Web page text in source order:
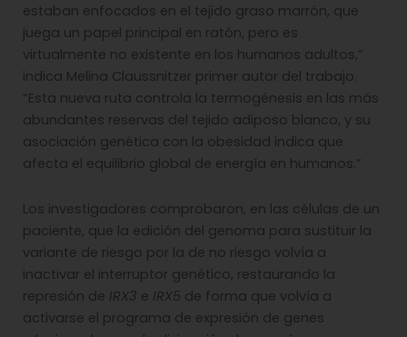
estaban enfocados en el tejido graso marrón, que
juega un papel principal en ratón, pero es
virtualmente no existente en los humanos adultos,”
indica Melina Claussnitzer primer autor del trabajo.
“Esta nueva ruta controla la termogénesis en las más
abundantes reservas del tejido adiposo blanco, y su
asociación genética con la obesidad indica que
afecta el equilibrio global de energía en humanos.”
Los investigadores comprobaron, en las células de un
paciente, que la edición del genoma para sustituir la
variante de riesgo por la de no riesgo volvía a
inactivar el interruptor genético, restaurando la
represión de IRX3 e IRX5 de forma que volvía a
activarse el programa de expresión de genes